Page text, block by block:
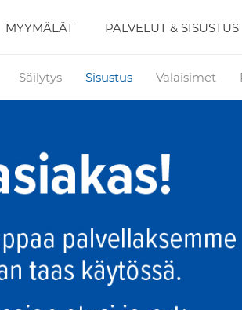
Säilytys Sisustus Valaisimet
MYYMÄLÄT PALVELUT & SISUSTUS